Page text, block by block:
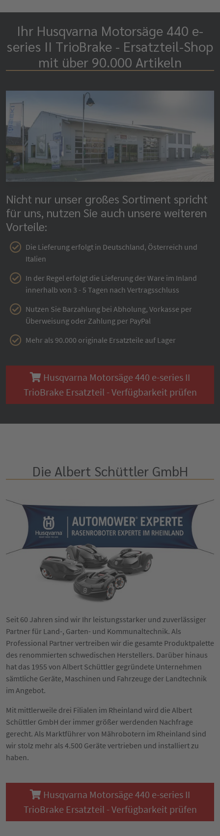
Ihr Husqvarna Motorsäge 440 e-
series II TrioBrake - Ersatzteil-Shop
mit über 90.000 Artikeln
Nicht nur unser großes Sortiment spricht
für uns, nutzen Sie auch unsere weiteren
Vorteile:
Die Lieferung erfolgt in Deutschland, Österreich und
Italien
In der Regel erfolgt die Lieferung der Ware im Inland
innerhalb von 3 - 5 Tagen nach Vertragsschluss
Nutzen Sie Barzahlung bei Abholung, Vorkasse per
Überweisung oder Zahlung per PayPal
Mehr als 90.000 originale Ersatzteile auf Lager
Husqvarna Motorsäge 440 e-series II
TrioBrake Ersatzteil - Verfügbarkeit prüfen
Die Albert Schüttler GmbH
Seit 60 Jahren sind wir Ihr leistungsstarker und zuverlässiger
Partner für Land-, Garten- und Kommunaltechnik. Als
Professional Partner vertreiben wir die gesamte Produktpalette
des renommierten schwedischen Herstellers. Darüber hinaus
hat das 1955 von Albert Schüttler gegründete Unternehmen
sämtliche Geräte, Maschinen und Fahrzeuge der Landtechnik
im Angebot.
Mit mittlerweile drei Filialen im Rheinland wird die Albert
Schüttler GmbH der immer größer werdenden Nachfrage
gerecht. Als Marktführer von Mährobotern im Rheinland sind
wir stolz mehr als 4.500 Geräte vertrieben und installiert zu
haben.
Husqvarna Motorsäge 440 e-series II
TrioBrake Ersatzteil - Verfügbarkeit prüfen